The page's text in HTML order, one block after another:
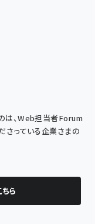
は、Web担当者Forum
さっている企業さまの
ら